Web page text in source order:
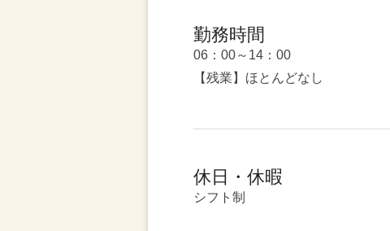
勤務時間
06：00～14：00
【残業】ほとんどなし
休日・休暇
シフト制